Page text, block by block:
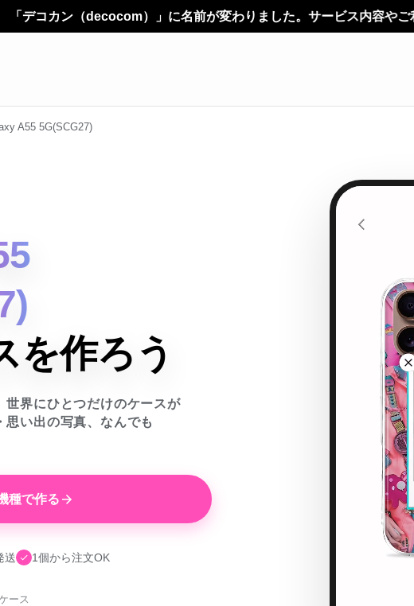
前が変わりました。サービス内容やご利用方法に変更はありません。
A55 5G(SCG27)
を作ろう
世界にひとつだけのケースが
い出の写真、なんでも
種で作る
送 1個から注文OK
ース